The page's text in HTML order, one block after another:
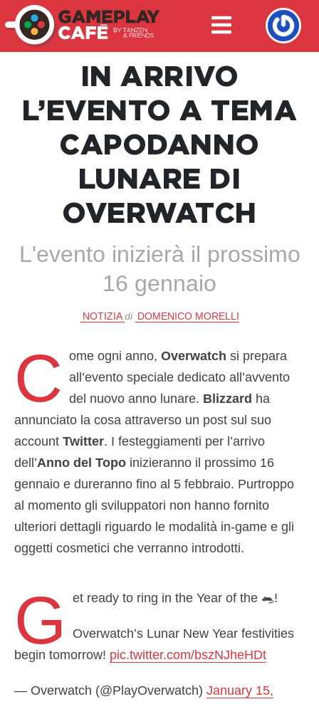
IN ARRIVO
L’EVENTO A TEMA
CAPODANNO
LUNARE DI
OVERWATCH
L'evento inizierà il prossimo
16 gennaio
NOTIZIA di DOMENICO MORELLI
C ome ogni anno,Overwatch si prepara
all’evento speciale dedicato all’avvento
del nuovo anno lunare. Blizzard ha
annunciato la cosa attraverso un post sul suo
account Twitter. I festeggiamenti per l’arrivo
dell’Anno del Topo inizieranno il prossimo 16
gennaio e dureranno fino al 5 febbraio. Purtroppo
al momento gli sviluppatori non hanno fornito
ulteriori dettagli riguardo le modalità in-game e gli
oggetti cosmetici che verranno introdotti.
G et ready to ring in the Year of the 🐀!
Overwatch’s Lunar New Year festivities
begin tomorrow! pic.twitter.com/bszNJheHDt
— Overwatch (@PlayOverwatch) January 15,